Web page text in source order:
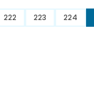
222 223 224